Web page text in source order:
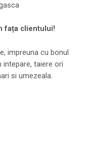
fața clientului!
impreuna cu bonul
intepare, taiere ori
si umezeala.